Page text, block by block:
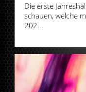
Die erste
schauen, welche
202...